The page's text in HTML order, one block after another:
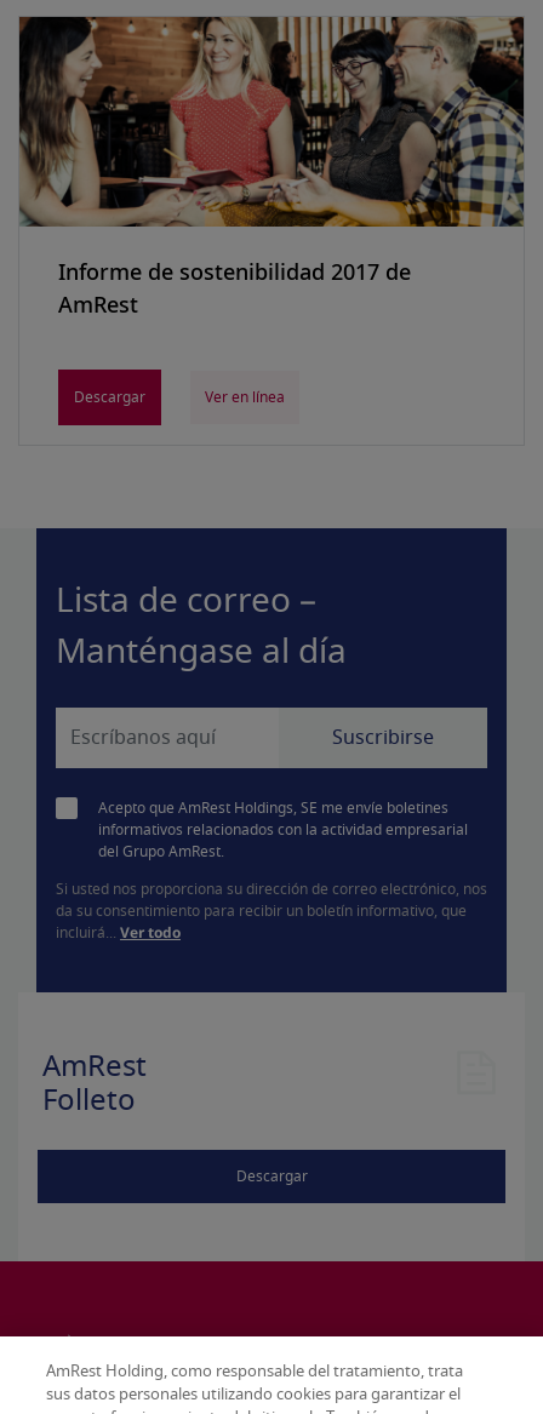
Informe de sostenibilidad 2017 de
AmRest
Descargar Ver en línea
Lista de correo –
Manténgase al día
Acepto que AmRest Holdings, SE me envíe boletines
informativos relacionados con la actividad empresarial
del Grupo AmRest.
Si usted nos proporciona su dirección de correo electrónico, nos
da su consentimiento para recibir un boletín informativo, que
incluirá... Ver todo
AmRest
Folleto
Descargar
AmRest Holding, como responsable del tratamiento, trata
sus datos personales utilizando cookies para garantizar el